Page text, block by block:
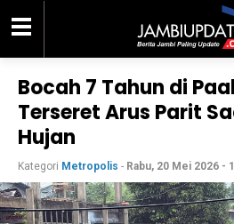
Bocah 7 Tahun di
Terseret Arus Parit
Hujan
Kategori Metropolis - Rabu, 20 Mei 2026 -